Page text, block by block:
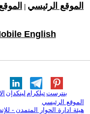
الموقع الرئيسي
English
لينكدإن تيلكرامبنترست
الموقع الرئيسي
هيئة ادارة الحوار المتمدن -